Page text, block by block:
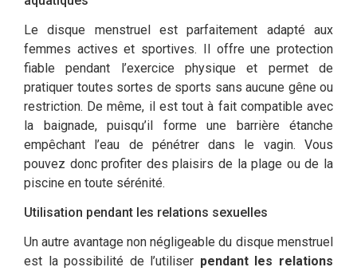
Le disque menstruel est parfaitement adapté aux
femmes actives et sportives. Il offre une protection
fiable pendant l’exercice physique et permet de
pratiquer toutes sortes de sports sans aucune gêne ou
restriction. De même, il est tout à fait compatible avec
la baignade, puisqu’il forme une barrière étanche
empêchant l’eau de pénétrer dans le vagin. Vous
pouvez donc profiter des plaisirs de la plage ou de la
piscine en toute sérénité.
Utilisation pendant les relations sexuelles
Un autre avantage non négligeable du disque menstruel
est la possibilité de l’utiliser pendant les relations